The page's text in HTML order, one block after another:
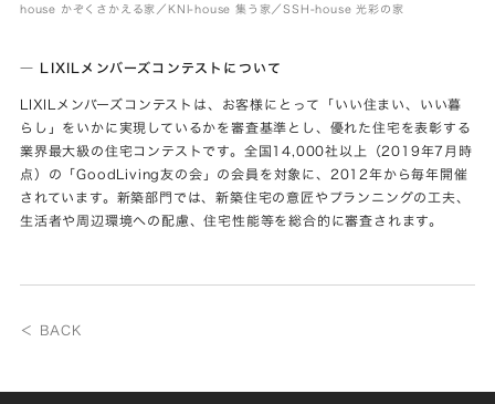
house かぞくさかえる家／KNI-house 集う家／SSH-house 光彩の家
― LIXILメンバーズコンテストについて
LIXILメンバーズコンテストは、お客様にとって「いい住まい、いい暮
らし」をいかに実現しているかを審査基準とし、優れた住宅を表彰する
業界最大級の住宅コンテストです。全国14,000社以上（2019年7月時
点）の「GoodLiving友の会」の会員を対象に、2012年から毎年開催
されています。新築部門では、新築住宅の意匠やプランニングの工夫、
生活者や周辺環境への配慮、住宅性能等を総合的に審査されます。
＜ BACK